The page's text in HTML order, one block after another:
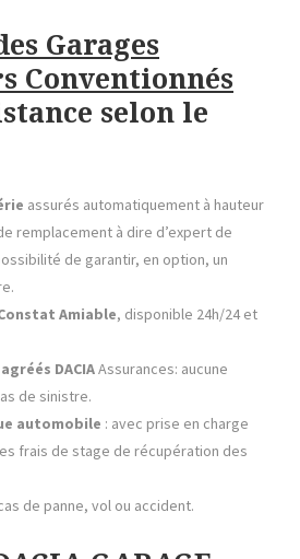
Garages
Conventionnés
selon le
assurés automatiquement à hauteur
remplacement à dire d’expert de
de garantir, en option, un
Amiable, disponible 24h/24 et
DACIAAssurances: aucune
de sinistre.
automobile : avec prise en charge
frais de stage de récupération des
de panne, vol ou accident.